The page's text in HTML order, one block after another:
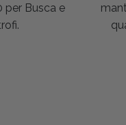
per Busca e